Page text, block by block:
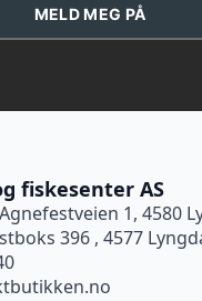
MELD MEG PÅ
fiskesenter AS
1, 4580
396 , 4577